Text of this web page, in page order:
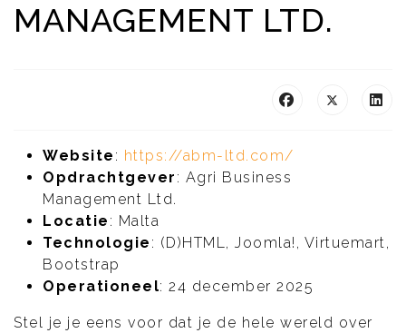
MANAGEMENT LTD.
Website : https://abm-ltd.com/
Opdrachtgever : Agri Business
Management Ltd.
Locatie : Malta
Technologie : (D)HTML, Joomla!, Virtuemart,
Bootstrap
Operationeel: 24 december 2025
Stel je je eens voor dat je de hele wereld over